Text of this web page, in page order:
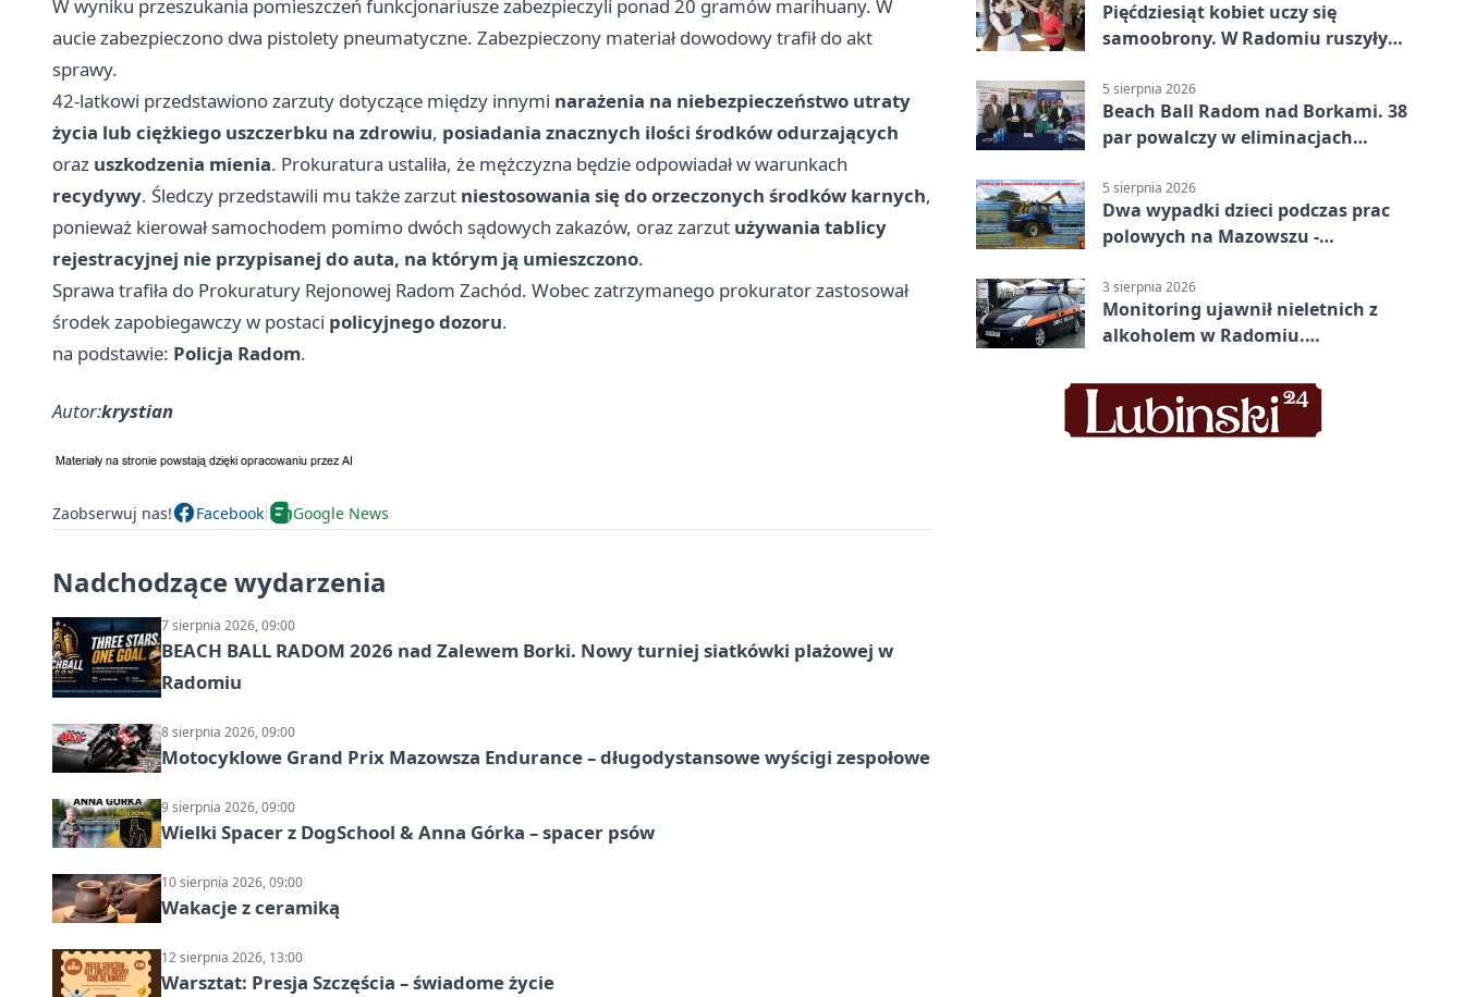
W wyniku przeszukania pomieszczeń funkcjonariusze zabezpieczyli ponad 20 gramów marihuany. W
aucie zabezpieczono dwa pistolety pneumatyczne. Zabezpieczony materiał dowodowy trafił do akt
sprawy.
42-latkowi przedstawiono zarzuty dotyczące między innymi narażenia na niebezpieczeństwo utraty
życia lub ciężkiego uszczerbku na zdrowiu, posiadania znacznych ilości środków odurzających
oraz uszkodzenia mienia. Prokuratura ustaliła, że mężczyzna będzie odpowiadał w warunkach
recydywy. Śledczy przedstawili mu także zarzut niestosowania się do orzeczonych środków karnych,
ponieważ kierował samochodem pomimo dwóch sądowych zakazów, oraz zarzut używania tablicy
rejestracyjnej nie przypisanej do auta, na którym ją umieszczono.
Sprawa trafiła do Prokuratury Rejonowej Radom Zachód. Wobec zatrzymanego prokurator zastosował
środek zapobiegawczy w postaci policyjnego dozoru.
na podstawie: Policja Radom.
Autor:krystian
Zaobserwuj nas! Facebook Google News
Nadchodzące wydarzenia
7 sierpnia 2026, 09:00
BEACH BALL RADOM 2026 nad Zalewem Borki. Nowy turniej siatkówki plażowej w
Radomiu
8 sierpnia 2026, 09:00
Motocyklowe Grand Prix Mazowsza Endurance – długodystansowe wyścigi zespołowe
9 sierpnia 2026, 09:00
Wielki Spacer z DogSchool & Anna Górka – spacer psów
10 sierpnia 2026, 09:00
Wakacje z ceramiką
12 sierpnia 2026, 13:00
Warsztat: Presja Szczęścia – świadome życie
Pięćdziesiąt kobiet uczy się
samoobrony. W Radomiu ruszyły
5 sierpnia 2026
Beach Ball Radom nad Borkami. 38
par powalczy w eliminacjach
5 sierpnia 2026
Dwa wypadki dzieci podczas prac
polowych na Mazowszu -
3 sierpnia 2026
Monitoring ujawnił nieletnich z
alkoholem w Radomiu.